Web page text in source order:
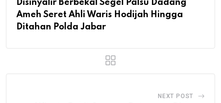
Disinyalir Berbekal Segel Palsu Dadang
Ameh Seret Ahli Waris Hodijah Hingga
Ditahan Polda Jabar
NEXT POST